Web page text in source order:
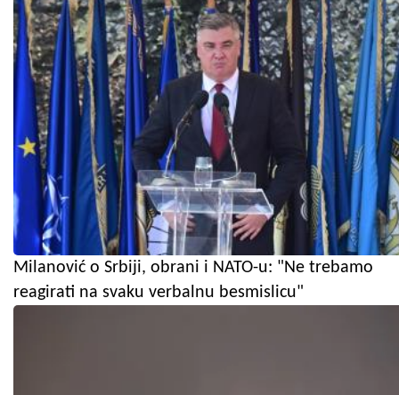
Milanović o Srbiji, obrani i NATO-u: "Ne trebamo
reagirati na svaku verbalnu besmislicu"